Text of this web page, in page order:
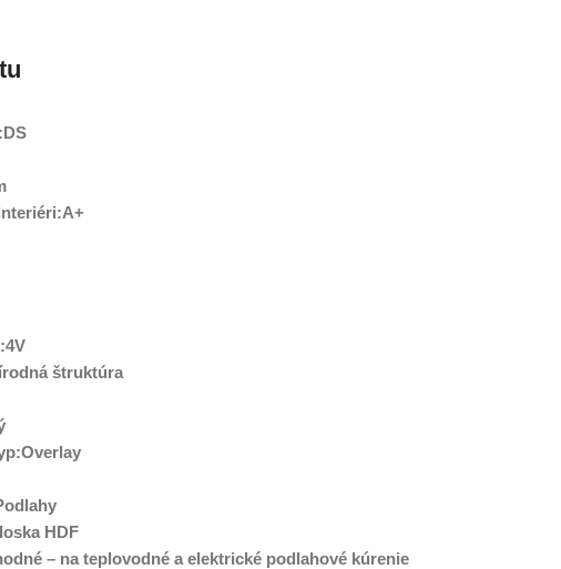
štruktúra
HDF
– na teplovodné a elektrické podlahové kúrenie